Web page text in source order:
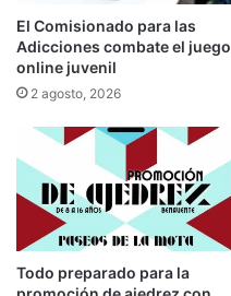
El Comisionado para las
Adicciones combate el juego
online juvenil
2 agosto, 2026
Todo preparado para la